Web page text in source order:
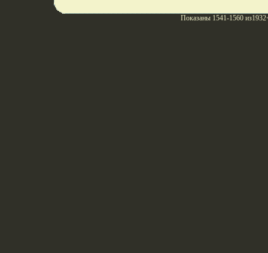
Показаны 1541-1560